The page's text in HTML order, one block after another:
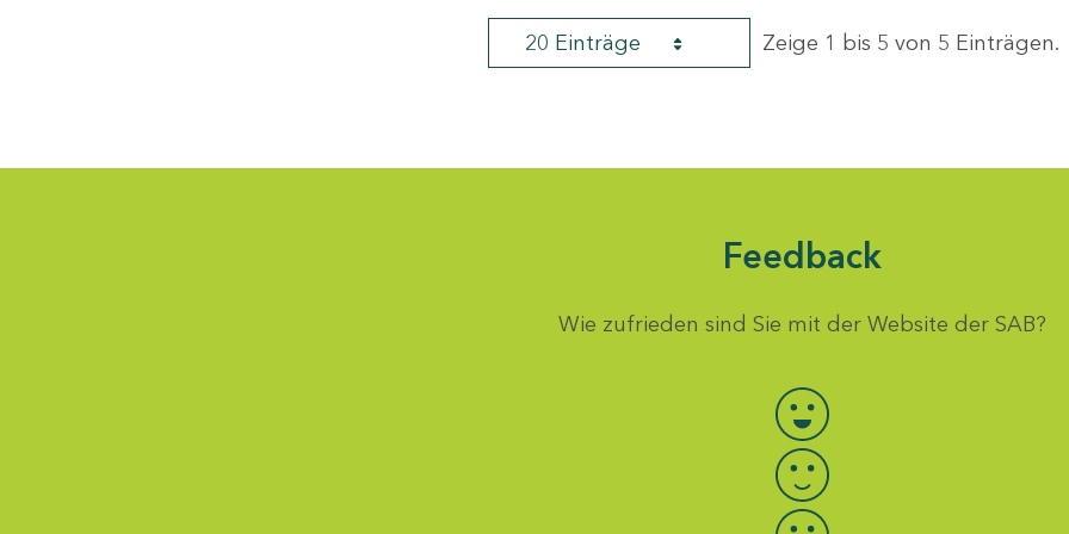
20 Einträge Zeige 1 bis 5 von 5 Einträgen.
Feedback
Wie zufrieden sind Sie mit der Website der SAB?
Bewertung auswählen